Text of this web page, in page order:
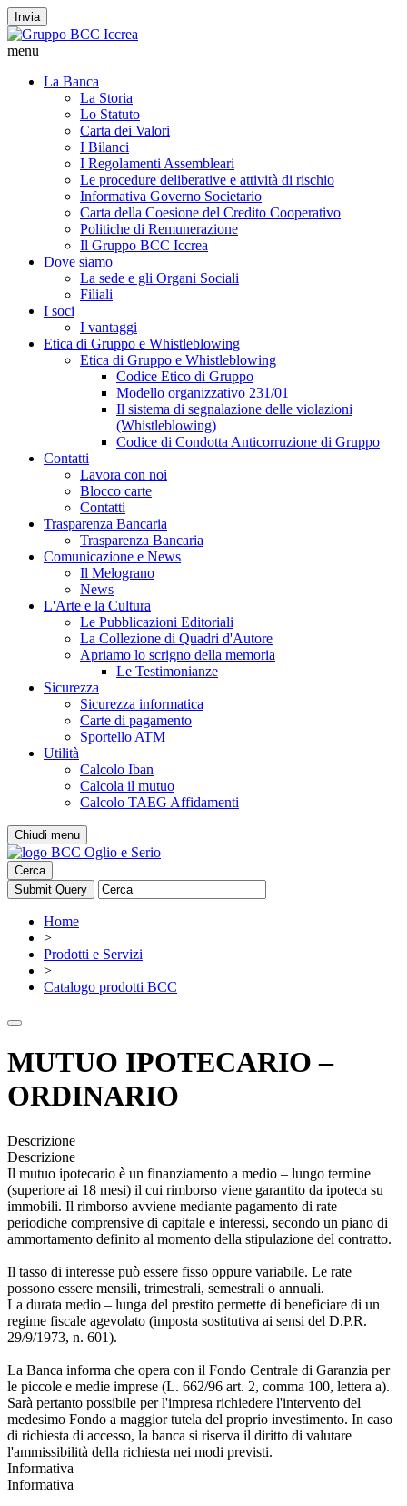
Invia
menu
La Banca
La Storia
Lo Statuto
Carta dei Valori
I Bilanci
I Regolamenti Assembleari
Le procedure deliberative e attività di rischio
Informativa Governo Societario
Carta della Coesione del Credito Cooperativo
Politiche di Remunerazione
Il Gruppo BCC Iccrea
Dove siamo
La sede e gli Organi Sociali
Filiali
I soci
I vantaggi
Etica di Gruppo e Whistleblowing
Etica di Gruppo e Whistleblowing
Codice Etico di Gruppo
Modello organizzativo 231/01
Il sistema di segnalazione delle violazioni
(Whistleblowing)
Codice di Condotta Anticorruzione di Gruppo
Contatti
Lavora con noi
Blocco carte
Contatti
Trasparenza Bancaria
Trasparenza Bancaria
Comunicazione e News
Il Melograno
News
L'Arte e la Cultura
Le Pubblicazioni Editoriali
La Collezione di Quadri d'Autore
Apriamo lo scrigno della memoria
Le Testimonianze
Sicurezza
Sicurezza informatica
Carte di pagamento
Sportello ATM
Utilità
Calcolo Iban
Calcola il mutuo
Calcolo TAEG Affidamenti
Chiudi menu
Cerca
Home
>
Prodotti e Servizi
>
Catalogo prodotti BCC
MUTUO IPOTECARIO –
ORDINARIO
Descrizione
Descrizione
Il mutuo ipotecario è un finanziamento a medio – lungo termine
(superiore ai 18 mesi) il cui rimborso viene garantito da ipoteca su
immobili. Il rimborso avviene mediante pagamento di rate
periodiche comprensive di capitale e interessi, secondo un piano di
ammortamento definito al momento della stipulazione del contratto.
Il tasso di interesse può essere fisso oppure variabile. Le rate
possono essere mensili, trimestrali, semestrali o annuali.
La durata medio – lunga del prestito permette di beneficiare di un
regime fiscale agevolato (imposta sostitutiva ai sensi del D.P.R.
29/9/1973, n. 601).
La Banca informa che opera con il Fondo Centrale di Garanzia per
le piccole e medie imprese (L. 662/96 art. 2, comma 100, lettera a).
Sarà pertanto possibile per l'impresa richiedere l'intervento del
medesimo Fondo a maggior tutela del proprio investimento. In caso
di richiesta di accesso, la banca si riserva il diritto di valutare
l'ammissibilità della richiesta nei modi previsti.
Informativa
Informativa